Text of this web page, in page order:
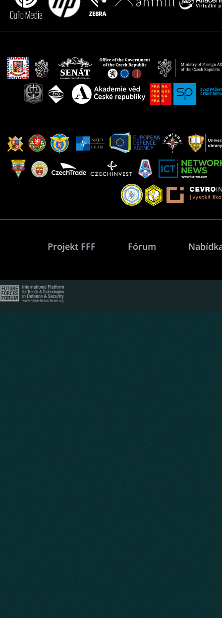
Projekt FFF Fórum